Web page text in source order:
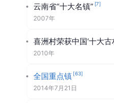
云南省“十大名镇” [7]
2007年
喜洲村荣获中国‘十大古
2010年
全国重点镇 [63]
2014年7月21日